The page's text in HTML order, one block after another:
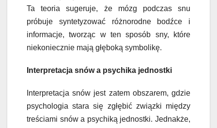
Ta teoria sugeruje, że mózg podczas snu
próbuje syntetyzować różnorodne bodźce i
informacje, tworząc w ten sposób sny, które
niekoniecznie mają głęboką symbolikę.
Interpretacja snów a psychika jednostki
Interpretacja snów jest zatem obszarem, gdzie
psychologia stara się zgłębić związki między
treściami snów a psychiką jednostki. Jednakże,